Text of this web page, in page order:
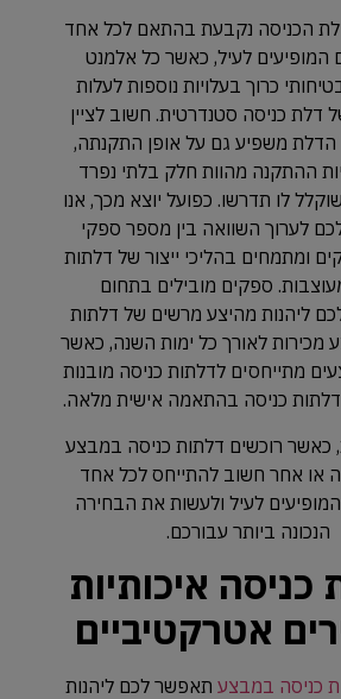
הכניסה נקבעת בהתאם לכל אחד
המופיעים לעיל, כאשר כל אלמנט
כרוך בעלויות נוספות לעלות
דלת כניסה סטנדרטית. חשוב לציין
הדלת משפיע גם על אופן התקנתה,
ההתקנה מהוות חלק בלתי נפרד
לו תדרשו. כפועל יוצא מכך, אנו
לערוך השוואה בין מספר ספקי
ומתמחים בהליכי ייצור של דלתות
ספקים מובילים בתחום
ליהנות מהיצע מרשים של דלתות
מכירות לאורך כל ימות השנה, כאשר
מתייחסים לדלתות כניסה מובנות
כניסה בהתאמה אישית מלאה.
כאשר רוכשים דלתות כניסה במבצע
או אחר חשוב להתייחס לכל אחד
לעיל ולעשות את הבחירה
הנכונה ביותר עבורכם.
כניסה איכותיות
אטרקטיביים
כניסה במבצעתאפשר לכם ליהנות